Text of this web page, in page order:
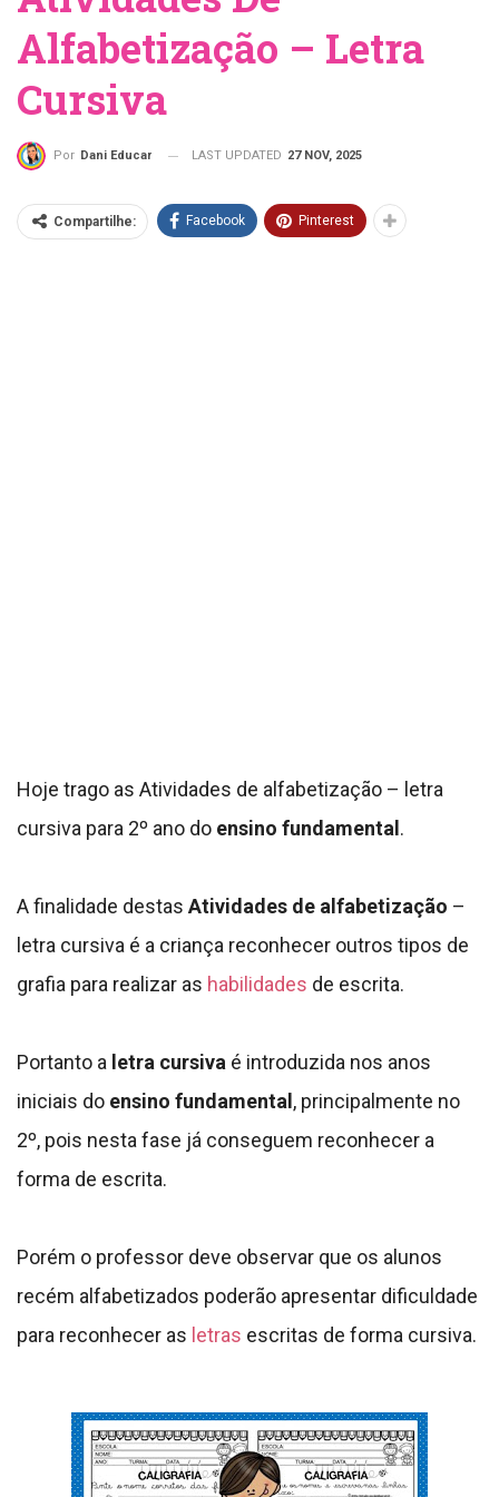
Alfabetização – Letra
Cursiva
Por Dani Educar LAST UPDATED 27 NOV, 2025
Compartilhe: Facebook Pinterest
Hoje trago as Atividades de alfabetização – letra
cursiva para 2º ano do ensino fundamental .
A finalidade destas Atividades de alfabetização –
letra cursiva é a criança reconhecer outros tipos de
grafia para realizar as habilidades de escrita.
Portanto a letra cursiva é introduzida nos anos
iniciais do ensino fundamental , principalmente no
2º, pois nesta fase já conseguem reconhecer a
forma de escrita.
Porém o professor deve observar que os alunos
recém alfabetizados poderão apresentar dificuldade
para reconhecer as letras escritas de forma cursiva.